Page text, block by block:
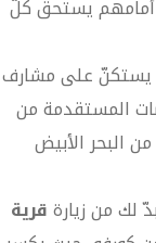
يستحقّ كلّ
يستكنّ على مشارف
المستقدمة من
البحر الأبيض
لك من زيارةقرية